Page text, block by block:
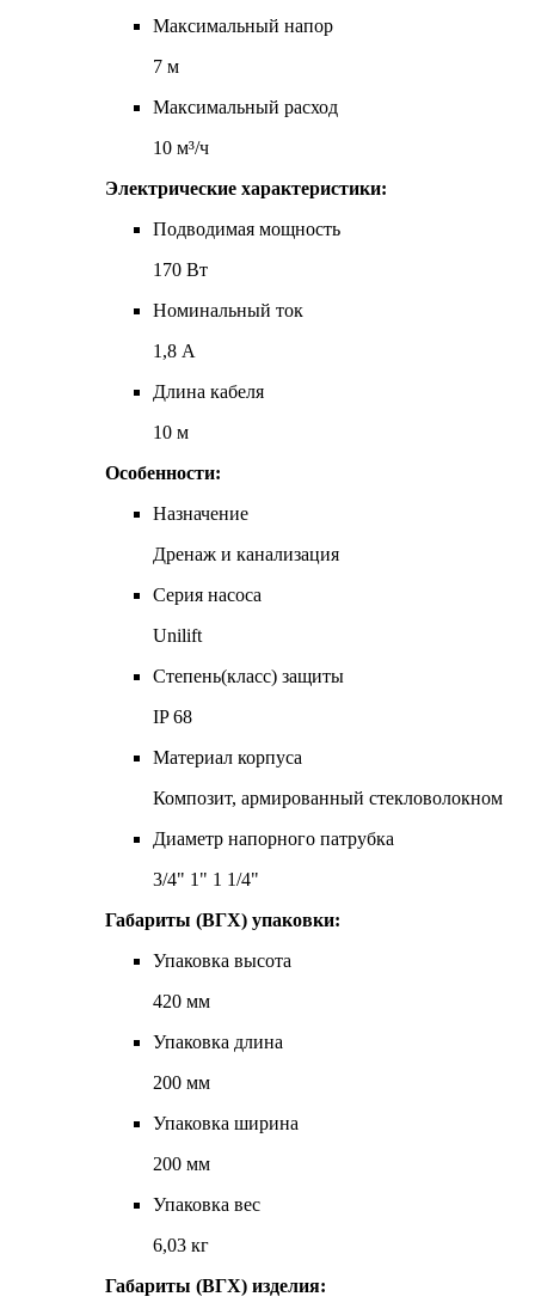
Максимальный напор
7 м
Максимальный расход
10 м³/ч
Электрические характеристики:
Подводимая мощность
170 Вт
Номинальный ток
1,8 А
Длина кабеля
10 м
Особенности:
Назначение
Дренаж и канализация
Серия насоса
Unilift
Степень(класс) защиты
IP 68
Материал корпуса
Композит, армированный стекловолокном
Диаметр напорного патрубка
3/4" 1" 1 1/4"
Габариты (ВГХ) упаковки:
Упаковка высота
420 мм
Упаковка длина
200 мм
Упаковка ширина
200 мм
Упаковка вес
6,03 кг
Габариты (ВГХ) изделия: